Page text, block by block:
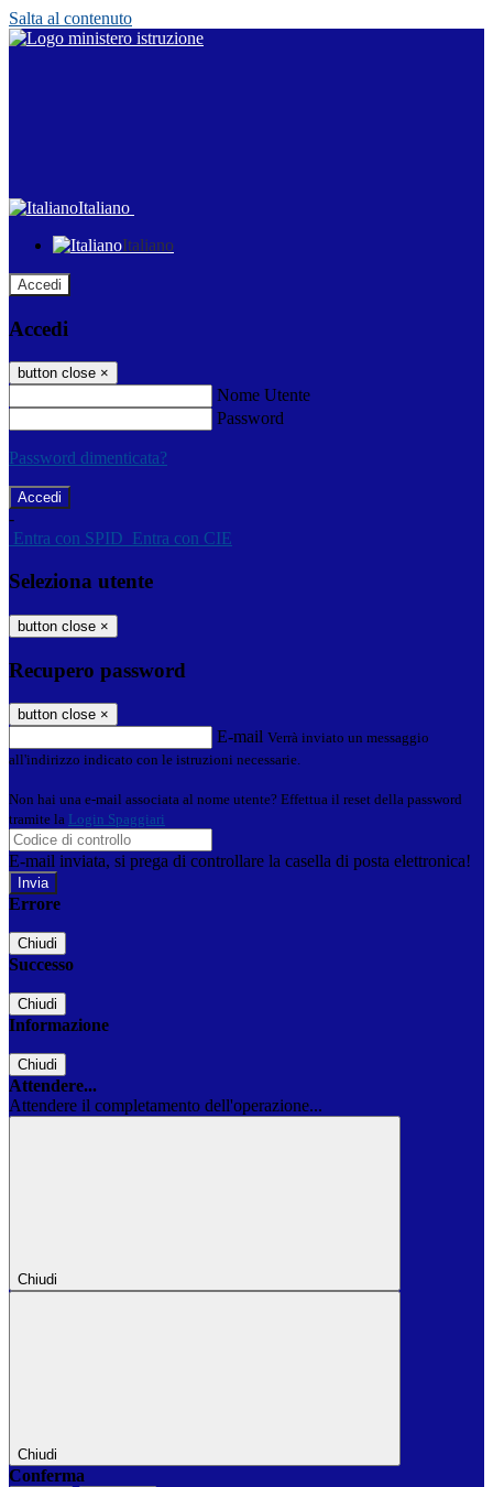
Salta al contenuto
Italiano
Italiano
Accedi
Accedi
button close ×
Nome Utente
Password
Password dimenticata?
-
Entra con SPID Entra con CIE
Seleziona utente
button close ×
Recupero password
button close ×
E-mail Verrà inviato un messaggio
all'indirizzo indicato con le istruzioni necessarie.
Non hai una e-mail associata al nome utente? Effettua il reset della password
tramite la Login Spaggiari
E-mail inviata, si prega di controllare la casella di posta elettronica!
Errore
Chiudi
Successo
Chiudi
Informazione
Chiudi
Attendere...
Attendere il completamento dell'operazione...
Chiudi
Chiudi
Conferma